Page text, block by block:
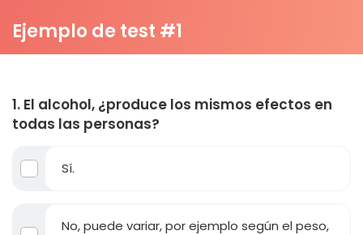
Ejemplo de test #1
1. El alcohol, ¿produce los mismos efectos en
todas las personas?
Sí.
No, puede variar, por ejemplo según el peso,